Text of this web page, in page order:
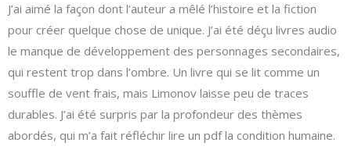
J’ai aimé la façon dont l’auteur a mêlé l’histoire et la fiction
pour créer quelque chose de unique. J’ai été déçu livres audio
le manque de développement des personnages secondaires,
qui restent trop dans l’ombre. Un livre qui se lit comme un
souffle de vent frais, mais Limonov laisse peu de traces
durables. J’ai été surpris par la profondeur des thèmes
abordés, qui m’a fait réfléchir lire un pdf la condition humaine.